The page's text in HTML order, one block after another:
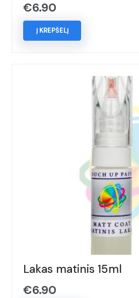
€6.90
Į KREPŠELĮ
Lakas matinis 15ml
€6.90